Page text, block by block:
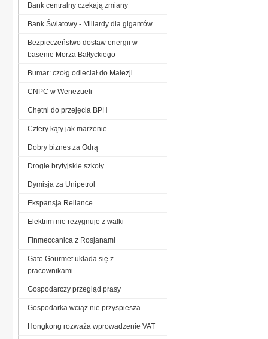
Bank centralny czekają zmiany
Bank Światowy - Miliardy dla gigantów
Bezpieczeństwo dostaw energii w
basenie Morza Bałtyckiego
Bumar: czołg odleciał do Malezji
CNPC w Wenezueli
Chętni do przejęcia BPH
Cztery kąty jak marzenie
Dobry biznes za Odrą
Drogie brytyjskie szkoły
Dymisja za Unipetrol
Ekspansja Reliance
Elektrim nie rezygnuje z walki
Finmeccanica z Rosjanami
Gate Gourmet układa się z
pracownikami
Gospodarczy przegląd prasy
Gospodarka wciąż nie przyspiesza
Hongkong rozważa wprowadzenie VAT